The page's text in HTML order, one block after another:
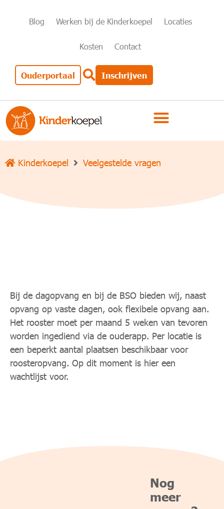
Blog Werken bij de Kinderkoepel Locaties
Kosten Contact
Ouderportaal Inschrijven
Kinderkoepel Veelgestelde vragen
Bij de dagopvang en bij de BSO bieden wij, naast
opvang op vaste dagen, ook flexibele opvang aan.
Het rooster moet per maand 5 weken van tevoren
worden ingediend via de ouderapp. Per locatie is
een beperkt aantal plaatsen beschikbaar voor
roosteropvang. Op dit moment is hier een
wachtlijst voor.
Nog
meer